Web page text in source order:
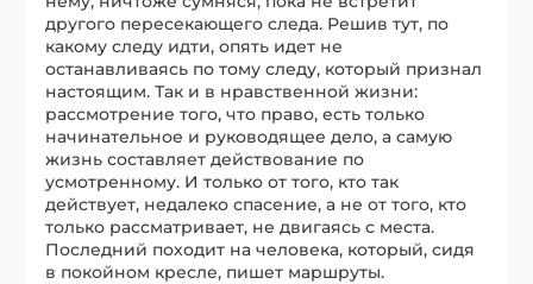
другого пересекающего следа. Решив тут, по
какому следу идти, опять идет не
останавливаясь по тому следу, который признал
настоящим. Так и в нравственной жизни:
рассмотрение того, что право, есть только
начинательное и руководящее дело, а самую
жизнь составляет действование по
усмотренному. И только от того, кто так
действует, недалеко спасение, а не от того, кто
только рассматривает, не двигаясь с места.
Последний походит на человека, который, сидя
в покойном кресле, пишет маршруты.